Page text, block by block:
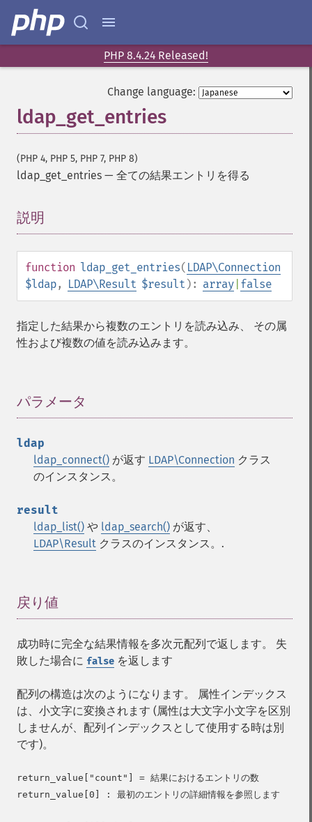
PHP 8.4.24 Released!
Change language:
ldap_get_entries
(PHP 4, PHP 5, PHP 7, PHP 8)
ldap_get_entries — 全ての結果エントリを得る
説明
function ldap_get_entries( LDAP\Connection
$ldap, LDAP\Result $result ): array false
指定した結果から複数のエントリを読み込み、 その属
性および複数の値を読み込みます。
パラメータ
ldap
ldap_connect() が返す LDAP\Connection クラス
のインスタンス。
result
ldap_list() や ldap_search() が返す、
LDAP\Result クラスのインスタンス。.
戻り値
成功時に完全な結果情報を多次元配列で返します。 失
敗した場合に false を返します
配列の構造は次のようになります。 属性インデックス
は、小文字に変換されます (属性は大文字小文字を区別
しませんが、配列インデックスとして使用する時は別
です)。
return_value["count"] = 結果におけるエントリの数
return_value[0] : 最初のエントリの詳細情報を参照します